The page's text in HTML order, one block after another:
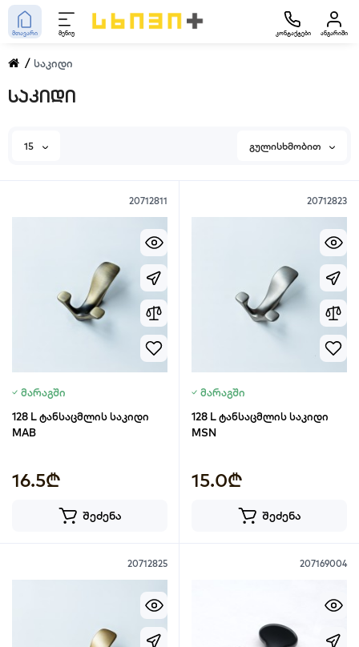
მთავარი მენიუ კონტაქტები ანგარიში
საკიდი
საკიდი
15 გულისხმობით
20712811
მარაგში
128 L ტანსაცმლის საკიდი
MAB
16.5₾
შეძენა
20712823
მარაგში
128 L ტანსაცმლის საკიდი
MSN
15.0₾
შეძენა
20712825 207169004